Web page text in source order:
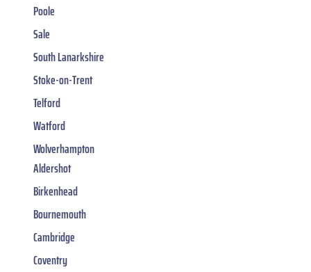
Poole
Sale
South Lanarkshire
Stoke-on-Trent
Telford
Watford
Wolverhampton
Aldershot
Birkenhead
Bournemouth
Cambridge
Coventry